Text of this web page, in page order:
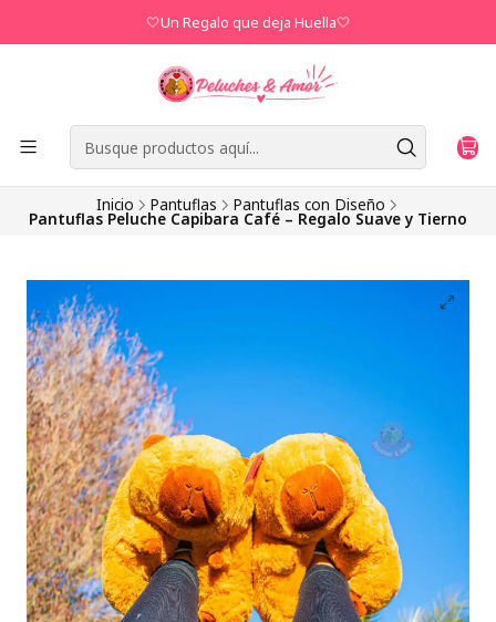
🤍Un Regalo que deja Huella🤍
Inicio Pantuflas Pantuflas con Diseño
Pantuflas Peluche Capibara Café – Regalo Suave y Tierno